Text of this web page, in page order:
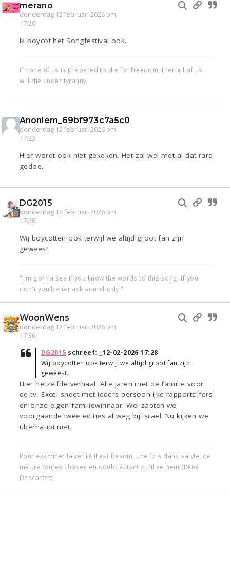
merano
donderdag 12 februari 2026 om
17:20
Ik boycot het Songfestival ook.
If none of us is prepared to die for freedom, then all of us
will die under tyranny.
Anoniem_69bf973c7a5c0
donderdag 12 februari 2026 om
17:23
Hier wordt ook niet gekeken. Het zal wel met al dat rare
gedoe.
DG2015
donderdag 12 februari 2026 om
17:28
Wij boycotten ook terwijl we altijd groot fan zijn
geweest.
"I'm gonna see if you know the words to this song. If you
don't you better ask somebody!"
WoonWens
donderdag 12 februari 2026 om
17:36
DG2015 schreef: ↑12-02-2026 17:28
Wij boycotten ook terwijl we altijd groot fan zijn
geweest.
Hier hetzelfde verhaal. Alle jaren met de familie voor
de tv, Excel sheet met ieders persoonlijke rapportcijfers
en onze eigen familiewinnaar. Wel zapten we
voorgaande twee edities al weg bij Israël. Nu kijken we
überhaupt niet.
Pour examiner la verité il est besoin, une fois dans sa vie, de
mettre toutes choses en doubt autant qu'il se peut (René
Descartes)